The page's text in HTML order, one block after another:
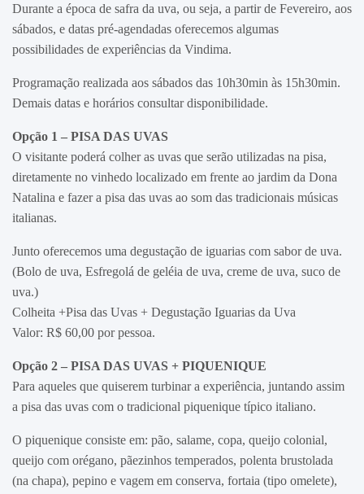
Durante a época de safra da uva, ou seja, a partir de Fevereiro, aos
sábados, e datas pré-agendadas oferecemos algumas
possibilidades de experiências da Vindima.
Programação realizada aos sábados das 10h30min às 15h30min.
Demais datas e horários consultar disponibilidade.
Opção 1 – PISA DAS UVAS
O visitante poderá colher as uvas que serão utilizadas na pisa,
diretamente no vinhedo localizado em frente ao jardim da Dona
Natalina e fazer a pisa das uvas ao som das tradicionais músicas
italianas.
Junto oferecemos uma degustação de iguarias com sabor de uva.
(Bolo de uva, Esfregolá de geléia de uva, creme de uva, suco de
uva.)
Colheita +Pisa das Uvas + Degustação Iguarias da Uva
Valor: R$ 60,00 por pessoa.
Opção 2 – PISA DAS UVAS + PIQUENIQUE
Para aqueles que quiserem turbinar a experiência, juntando assim
a pisa das uvas com o tradicional piquenique típico italiano.
O piquenique consiste em: pão, salame, copa, queijo colonial,
queijo com orégano, pãezinhos temperados, polenta brustolada
(na chapa), pepino e vagem em conserva, fortaia (tipo omelete),